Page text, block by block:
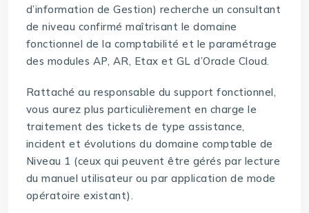
d’information de Gestion) recherche un consultant
de niveau confirmé maîtrisant le domaine
fonctionnel de la comptabilité et le paramétrage
des modules AP, AR, Etax et GL d’Oracle Cloud.
Rattaché au responsable du support fonctionnel,
vous aurez plus particulièrement en charge le
traitement des tickets de type assistance,
incident et évolutions du domaine comptable de
Niveau 1 (ceux qui peuvent être gérés par lecture
du manuel utilisateur ou par application de mode
opératoire existant).